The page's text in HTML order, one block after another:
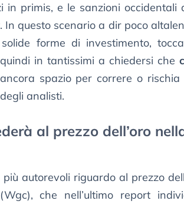
in primis, e le sanzioni occidentali
In questo scenario a dir poco
forme di investimento,
in tantissimi a chiedersi che
spazio per correre o rischia
analisti.
al prezzo dell’oro
autorevoli riguardo al prezzo
(Wgc), che nell’ultimo report